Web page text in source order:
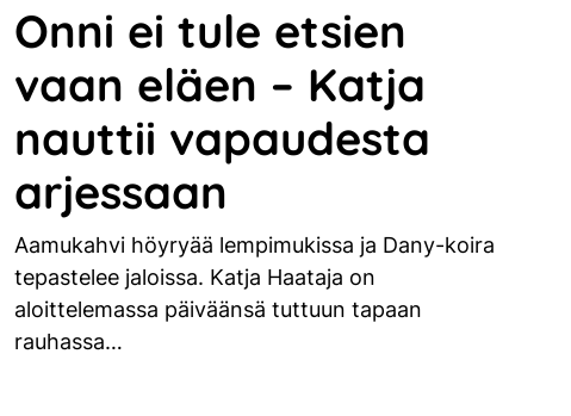
Onni ei tule etsien
vaan eläen – Katja
nauttii vapaudesta
arjessaan
Aamukahvi höyryää lempimukissa ja Dany-koira
tepastelee jaloissa. Katja Haataja on
aloittelemassa päiväänsä tuttuun tapaan
rauhassa…